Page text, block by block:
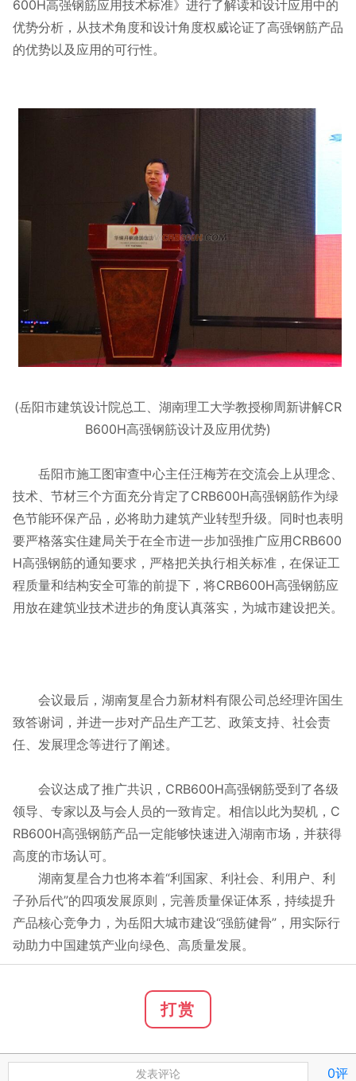
600H高强钢筋应用技术标准》进行了解读和设计应用中的
优势分析，从技术角度和设计角度权威论证了高强钢筋产品
的优势以及应用的可行性。
(岳阳市建筑设计院总工、湖南理工大学教授柳周新讲解CR
B600H高强钢筋设计及应用优势)
岳阳市施工图审查中心主任汪梅芳在交流会上从理念、
技术、节材三个方面充分肯定了CRB600H高强钢筋作为绿
色节能环保产品，必将助力建筑产业转型升级。同时也表明
要严格落实住建局关于在全市进一步加强推广应用CRB600
H高强钢筋的通知要求，严格把关执行相关标准，在保证工
程质量和结构安全可靠的前提下，将CRB600H高强钢筋应
用放在建筑业技术进步的角度认真落实，为城市建设把关。
会议最后，湖南复星合力新材料有限公司总经理许国生
致答谢词，并进一步对产品生产工艺、政策支持、社会责
任、发展理念等进行了阐述。
会议达成了推广共识，CRB600H高强钢筋受到了各级
领导、专家以及与会人员的一致肯定。相信以此为契机，C
RB600H高强钢筋产品一定能够快速进入湖南市场，并获得
高度的市场认可。
湖南复星合力也将本着“利国家、利社会、利用户、利
子孙后代”的四项发展原则，完善质量保证体系，持续提升
产品核心竞争力，为岳阳大城市建设“强筋健骨”，用实际行
动助力中国建筑产业向绿色、高质量发展。
打赏
发表评论 0评